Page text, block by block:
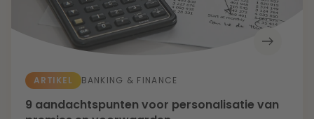
ARTIKEL BANKING & FINANCE
9 aandachtspunten voor personalisatie van